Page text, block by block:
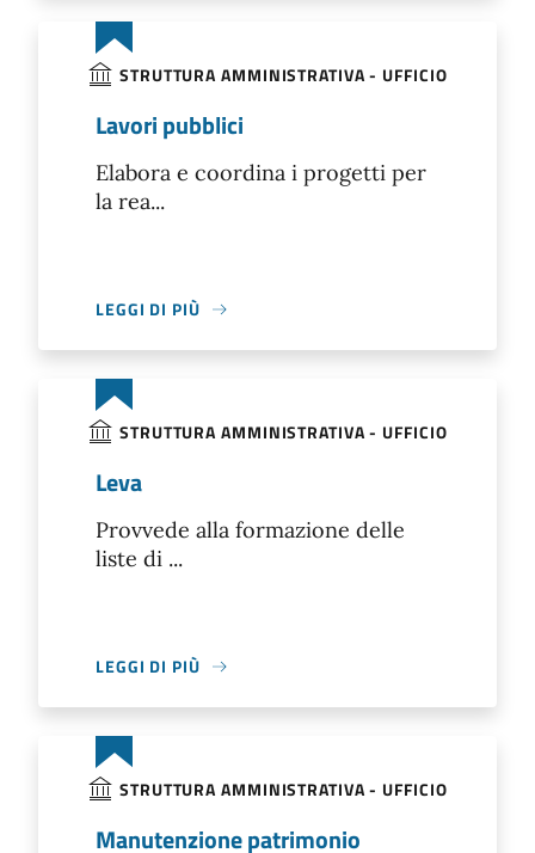
STRUTTURA AMMINISTRATIVA - UFFICIO
Lavori pubblici
Elabora e coordina i progetti per
la rea...
LEGGI DI PIÙ
STRUTTURA AMMINISTRATIVA - UFFICIO
Leva
Provvede alla formazione delle
liste di ...
LEGGI DI PIÙ
STRUTTURA AMMINISTRATIVA - UFFICIO
Manutenzione patrimonio